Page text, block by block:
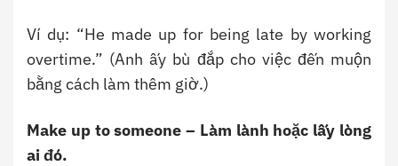
Ví dụ: “He made up for being late by working
overtime.” (Anh ấy bù đắp cho việc đến muộn
bằng cách làm thêm giờ.)
Make up to someone – Làm lành hoặc lấy lòng
ai đó.